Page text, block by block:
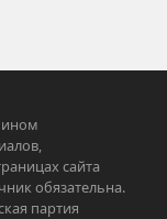
сайта
обязательна.
партия